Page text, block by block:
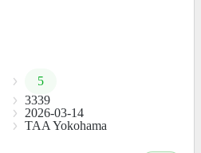
5
3339
2026-03-14
TAA Yokohama